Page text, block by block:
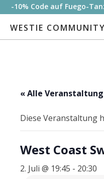
-10% Code auf Fuego-
WESTIE COMMUNITY
« Alle
Diese Veranstaltung
West Coast
2. Juli @ 19:45 - 20:30